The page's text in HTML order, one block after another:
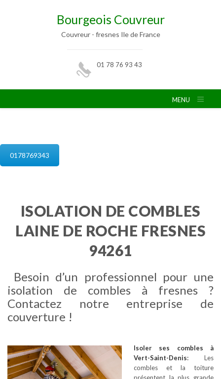
Bourgeois Couvreur
Couvreur - fresnes Ile de France
01 78 76 93 43
MENU
0178769343
ISOLATION DE COMBLES
LAINE DE ROCHE FRESNES
94261
Besoin d’un professionnel pour une
isolation de combles à fresnes ?
Contactez notre entreprise de
couverture !
Isoler ses combles à
Vert-Saint-Denis: Les
combles et la toiture